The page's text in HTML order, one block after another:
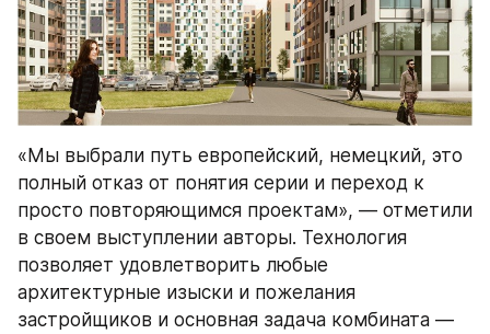
«Мы выбрали путь европейский, немецкий, это
полный отказ от понятия серии и переход к
просто повторяющимся проектам», — отметили
в своем выступлении авторы. Технология
позволяет удовлетворить любые
архитектурные изыски и пожелания
застройщиков и основная задача комбината —